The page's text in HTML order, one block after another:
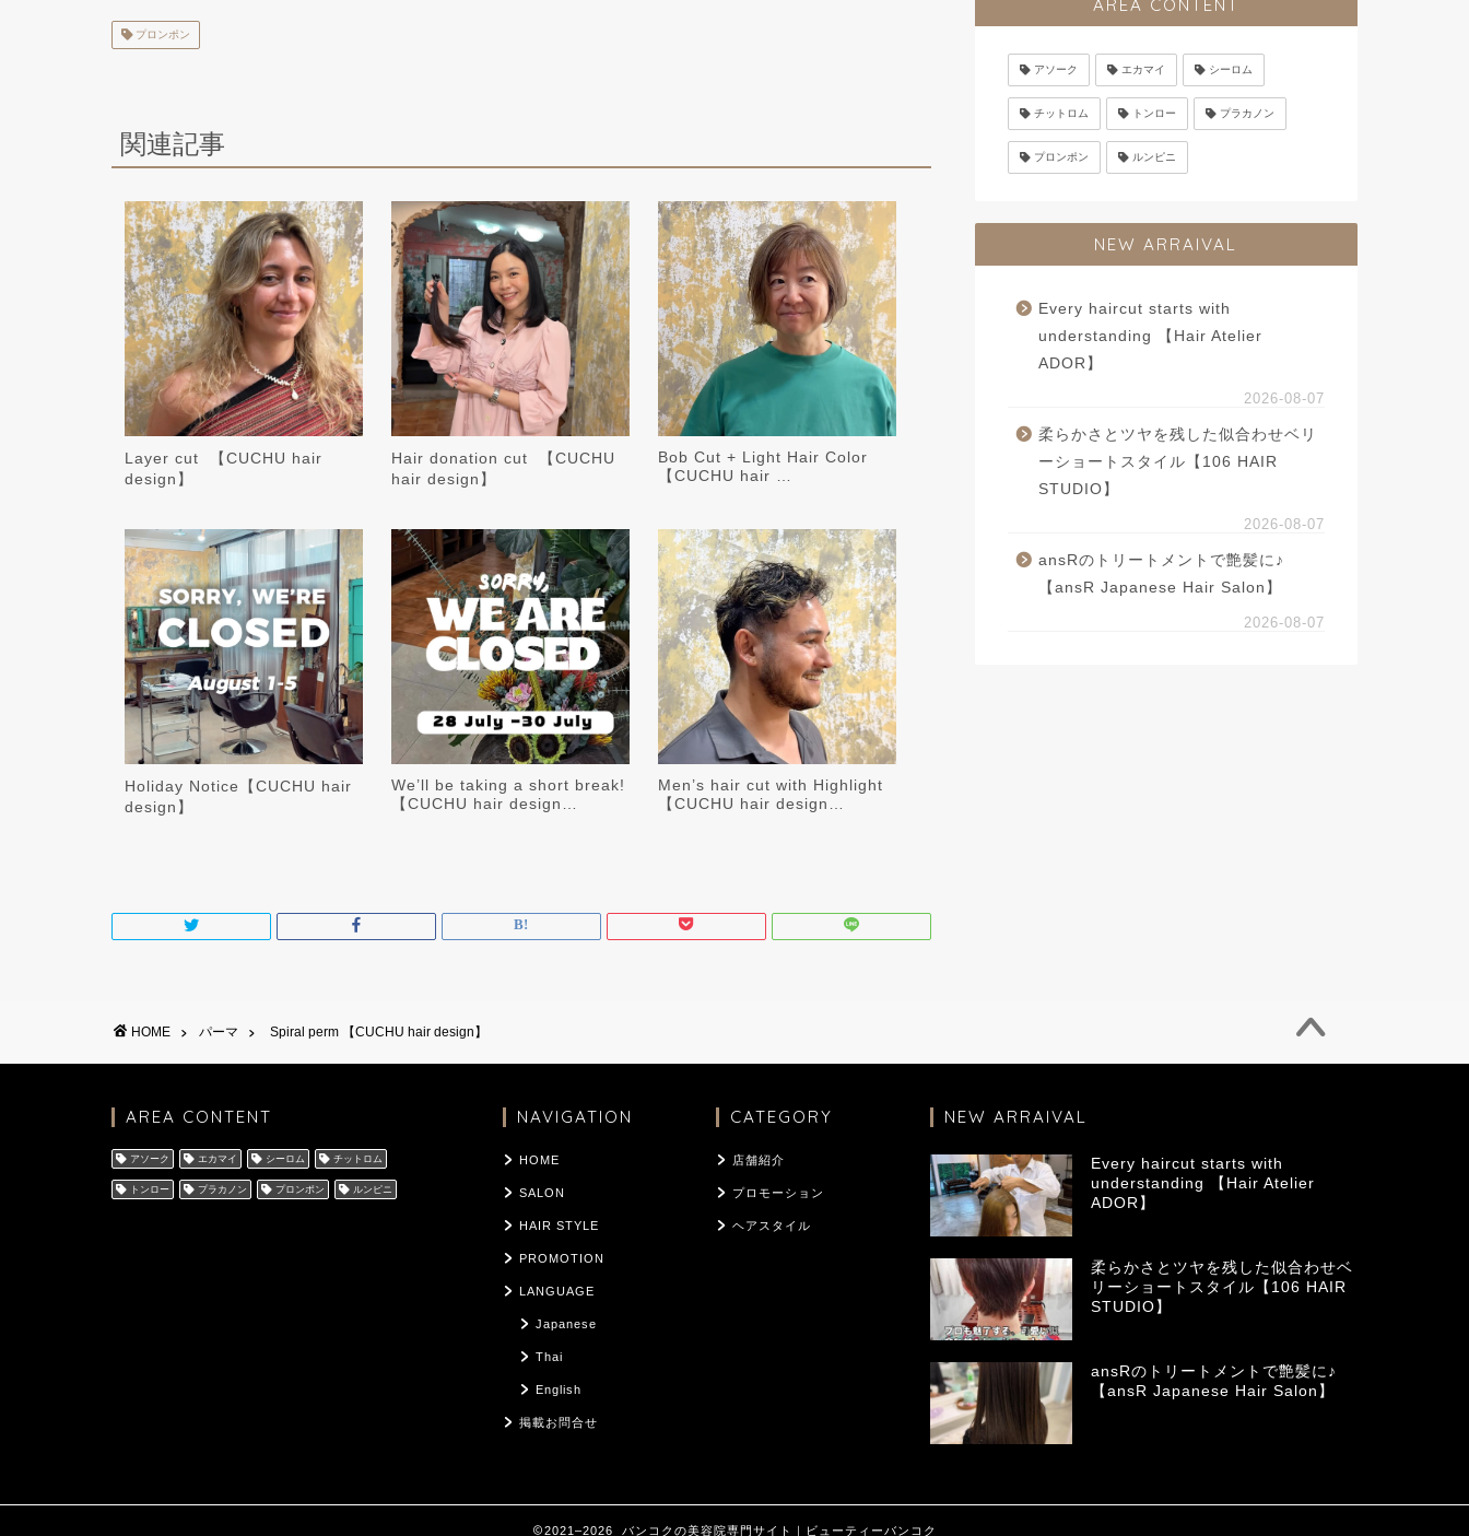
プロンポン
関連記事
Layer cut ️ 【CUCHU hair
design】
Hair donation cut ️ 【CUCHU
hair design】
Bob Cut + Light Hair Color ️
【CUCHU hair …
Holiday Notice【CUCHU hair
design】
We’ll be taking a short break!
【CUCHU hair design…
Men’s hair cut with Highlight
【CUCHU hair design…
AREA CONTENT
アソーク エカマイ シーロム
チットロム トンロー プラカノン
プロンポン ルンピニ
NEW ARRAIVAL
Every haircut starts with
understanding 【Hair Atelier
ADOR】
2026-08-07
柔らかさとツヤを残した似合わせベリ
ーショートスタイル【106 HAIR
STUDIO】
2026-08-07
ansRのトリートメントで艶髪に♪
【ansR Japanese Hair Salon】
2026-08-07
HOME パーマ Spiral perm 【CUCHU hair design】
AREA CONTENT
アソーク エカマイ シーロム チットロム
トンロー プラカノン プロンポン ルンピニ
NAVIGATION
HOME
SALON
HAIR STYLE
PROMOTION
LANGUAGE
Japanese
Thai
English
掲載お問合せ
CATEGORY
店舗紹介
プロモーション
ヘアスタイル
NEW ARRAIVAL
Every haircut starts with
understanding 【Hair Atelier
ADOR】
柔らかさとツヤを残した似合わせベ
リーショートスタイル【106 HAIR
STUDIO】
ansRのトリートメントで艶髪に♪
【ansR Japanese Hair Salon】
2021–2026 バンコクの美容院専門サイト｜ビューティーバンコク